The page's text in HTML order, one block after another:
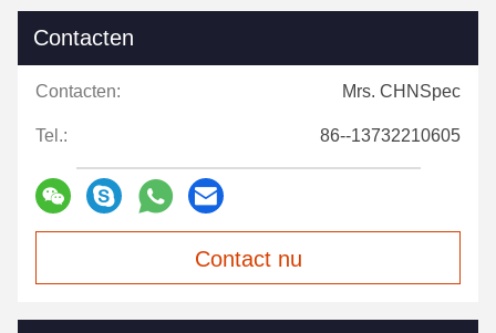
Contacten
Contacten: Mrs. CHNSpec
Tel.: 86--13732210605
Contact nu